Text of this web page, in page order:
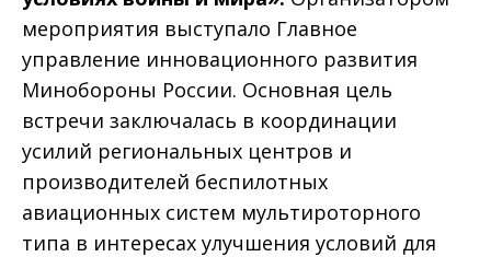
мероприятия выступало Главное
управление инновационного развития
Минобороны России. Основная цель
встречи заключалась в координации
усилий региональных центров и
производителей беспилотных
авиационных систем мультироторного
типа в интересах улучшения условий для